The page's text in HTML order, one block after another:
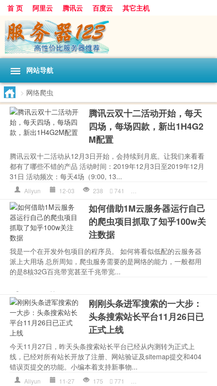
首 页 阿里云 腾讯云 百度云 其它主机
网站导航
> 网络爬虫
腾讯云双十二活动开始，每天
四场，每场四款，新出1H4G2
M配置
腾讯云双十二活动从12月3日开始，会持续到月底。让我们来看看
都有了哪些不错的产品 活动时间：2019年12月3日至2019年12月
31日 活动频次：每天4场（9:00, 13...
Aliyun 12-03 238 741
如何借助1M云服务器运行自己
的爬虫项目抓取了知乎100w关
注数据
我是一个在开发外包项目的程序员。 如何将看似低配的云服务器
派上大用场 总所周知，爬虫服务需要的是网络的能力，一般都用
的是8核32G百兆带宽甚至千兆带宽...
刚刚头条进军搜索的一大步：
头条搜索站长平台11月26日已
正式上线
今天11月27日，昨天头条搜索站长平台已经从内测转为正式上
线，已经对所有站长开放了注册、网站验证及sitemap提交和404
错误页提交的功能。小编本着支持新事物...
Aliyun 11-27 175 771